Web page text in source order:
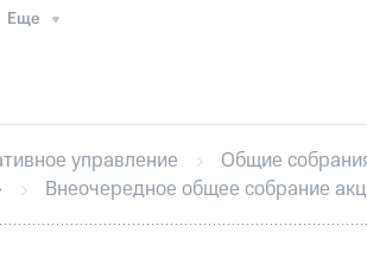
Еще
ИнтервьюФинансовая
секретарьРаскрытие
акционераАкционерный
выкупа акцийДивиденды
управление
Общие
Внеочередное общее собрание